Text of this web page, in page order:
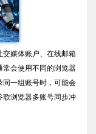
媒体账户、在线邮箱
会使用不同的浏览器
一组账号时，可能会
浏览器多账号同步冲